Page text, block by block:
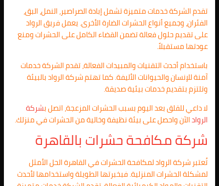
تقدم الشركة خدمات متميزة تشمل إبادة الصراصير، النمل، البق،
الفئران، وجميع أنواع الحشرات الضارة الأخرى. يعمل فريق الرواد
على تقديم حلول فعالة تضمن القضاء الكامل على الحشرات ومنع
عودتها مستقبلاً.
باستخدام أحدث التقنيات والمبيدات الفعالة، تقدم الشركة خدمات
آمنة للإنسان والحيوانات الأليفة. كما تهتم شركة الرواد بالبيئة
وتلتزم بتقديم خدمات بيئية صديقة.
لا داعي للقلق بعد اليوم بسبب الحشرات المزعجة، اتصل بشركة
الروادالآن واحصل على بيئة نظيفة وخالية من الحشرات في منزلك.
شركة مكافحة حشرات بالقاهرة
تُعتبر شركة الرواد لمكافحة الحشرات في القاهرة الحل الأمثل
لمشكلة الحشرات المنزلية. فبخبرتها الطويلة واستخدامها لأحدث